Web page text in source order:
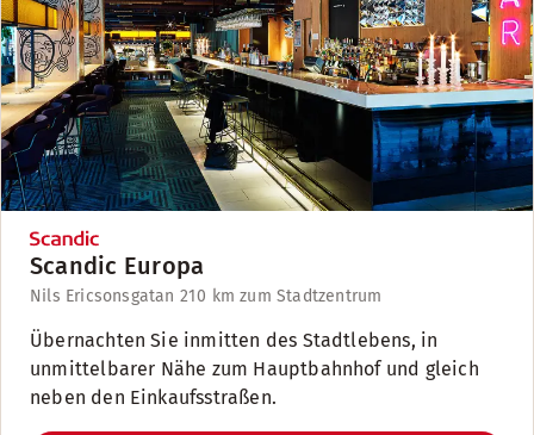
Scandic Europa
Nils Ericsonsgatan 210 km zum Stadtzentrum
Übernachten Sie inmitten des Stadtlebens, in
unmittelbarer Nähe zum Hauptbahnhof und gleich
neben den Einkaufsstraßen.